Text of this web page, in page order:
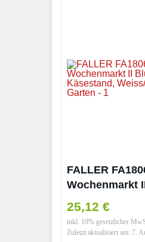
FALLER
Wochenmarkt
und Käsestand,
Weiss/
25,12 €
inkl. 19% gesetzlicher
Zuletzt aktualisiert am: 7.